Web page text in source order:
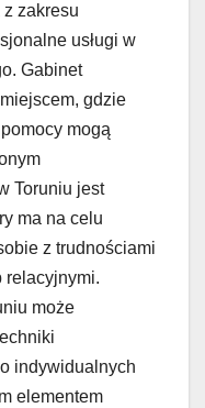
zakresu
usługi w
Gabinet
gdzie
mogą
Toruniu jest
ma na celu
z trudnościami
relacyjnymi.
może
indywidualnych
elementem